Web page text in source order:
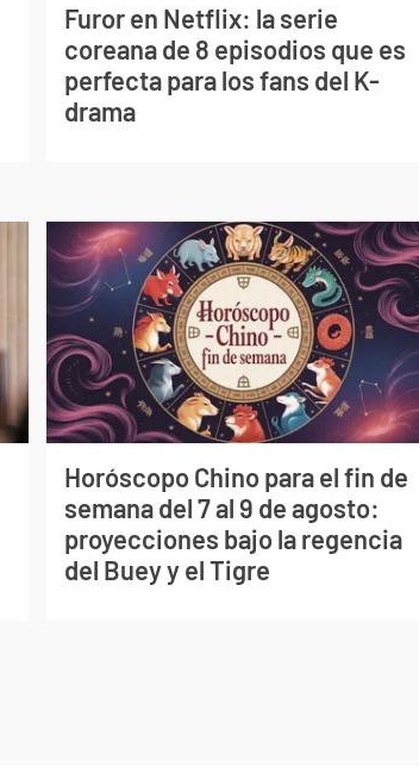
Furor en Netflix: la serie
coreana de 8 episodios que es
perfecta para los fans del K-
drama
Horóscopo Chino para el fin de
semana del 7 al 9 de agosto:
proyecciones bajo la regencia
del Buey y el Tigre